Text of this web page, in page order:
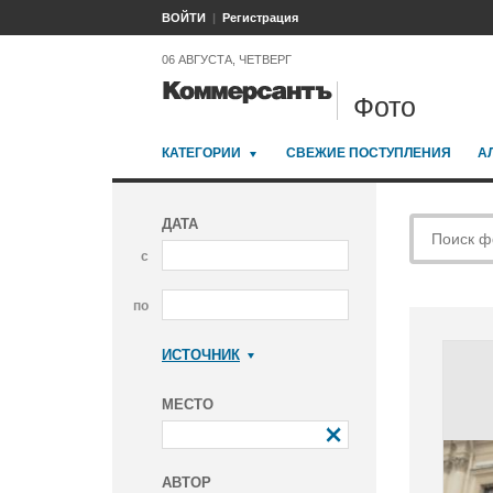
ВОЙТИ Регистрация
06 АВГУСТА, ЧЕТВЕРГ
Фото
КАТЕГОРИИ СВЕЖИЕ ПОСТУПЛЕНИЯ
ДАТА
с
по
ИСТОЧНИК
МЕСТО
АВТОР